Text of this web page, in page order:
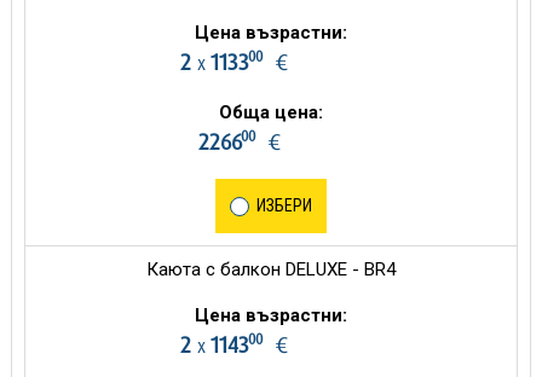
Цена възрастни:
2 х 113300€
Обща цена:
226600€
ИЗБЕРИ
Каюта с балкон DELUXE - BR4
Цена възрастни:
2 х 114300€